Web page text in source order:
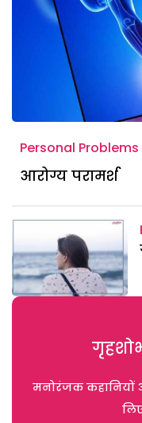
Personal Problems
आरोग्य परामर्श
मनोरंजक